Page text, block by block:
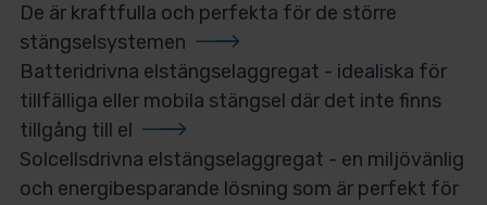
De är kraftfulla och perfekta för de större
stängselsystemen
Batteridrivna elstängselaggregat - idealiska för
tillfälliga eller mobila stängsel där det inte finns
tillgång till el
Solcellsdrivna elstängselaggregat - en miljövänlig
och energibesparande lösning som är perfekt för